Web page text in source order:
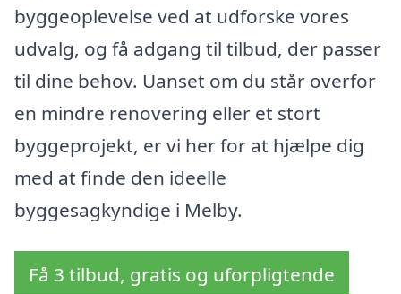
byggeoplevelse ved at udforske vores
udvalg, og få adgang til tilbud, der passer
til dine behov. Uanset om du står overfor
en mindre renovering eller et stort
byggeprojekt, er vi her for at hjælpe dig
med at finde den ideelle
byggesagkyndige i Melby.
Få 3 tilbud, gratis og uforpligtende